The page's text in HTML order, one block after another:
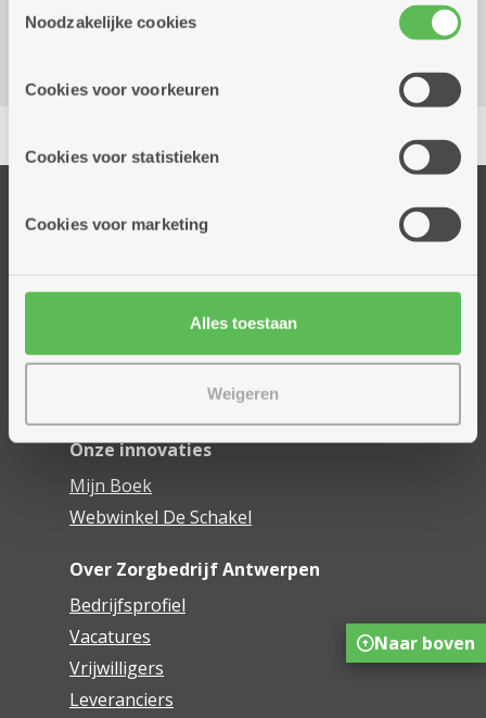
cookies hebben we jouw toestemming nodig. Sommige
cookies worden geplaatst door derde partijen die een
informatie over jouw (geanonimiseerd) gebruik van onze
partners kunnen deze gegevens combineren met andere
Noodzakelijke cookies
Cookies voor voorkeuren
Cookies voor statistieken
Cookies voor marketing
Alles toestaan
Weigeren
Corneel van Reethstraat 10
2600 Berchem
Dienstencentra
Woonzorgcentra
Financieel comfort
Onze innovaties
Mijn Boek
Webwinkel De Schakel
Over Zorgbedrijf Antwerpen
Bedrijfsprofiel
Vacatures
Vrijwilligers
Leveranciers
Naar boven